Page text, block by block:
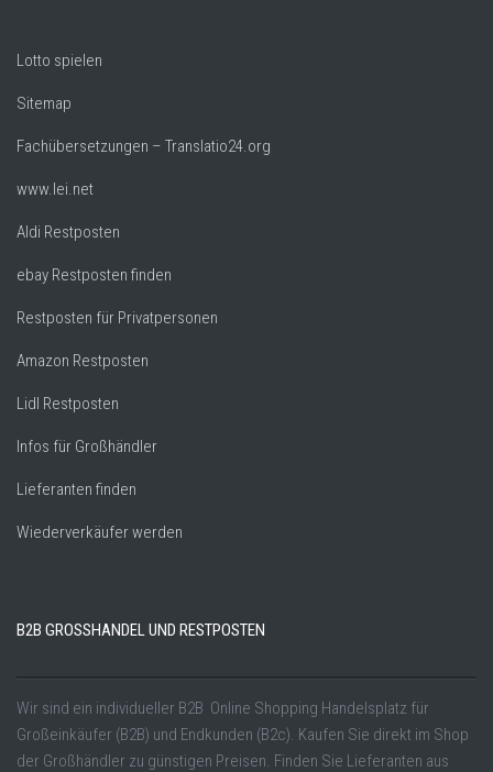
Lotto spielen
Sitemap
Fachübersetzungen – Translatio24.org
www.lei.net
Aldi Restposten
ebay Restposten finden
Restposten für Privatpersonen
Amazon Restposten
Lidl Restposten
Infos für Großhändler
Lieferanten finden
Wiederverkäufer werden
B2B GROSSHANDEL UND RESTPOSTEN
Wir sind ein individueller B2B Online Shopping Handelsplatz für
Großeinkäufer (B2B) und Endkunden (B2c). Kaufen Sie direkt im Shop
der Großhändler zu günstigen Preisen. Finden Sie Lieferanten aus